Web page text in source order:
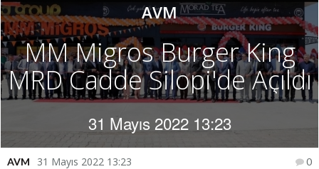
AVM
MM Migros Burger King
MRD Cadde Silopi'de Açıldı
31 Mayıs 2022 13:23
AVM 31 Mayıs 2022 13:23 0